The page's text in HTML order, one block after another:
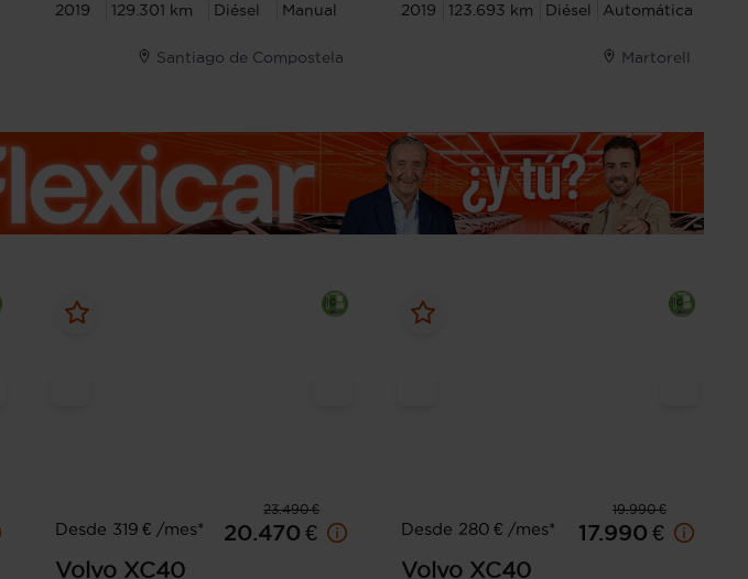
2019 129.301 km Diésel Manual
Santiago de Compostela
2019 123.693 km Diésel Automática
Martorell
23.490 €
Desde 319 € /mes*
20.470 €
Volvo XC40
19.990 €
Desde 280 € /mes*
17.990 €
Volvo XC40